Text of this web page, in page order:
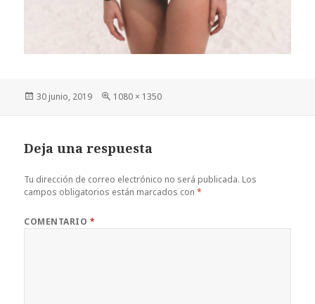
Publicado
30 junio, 2019
Tamaño
1080 × 1350
Deja una respuesta
Tu dirección de correo electrónico no será publicada. Los
campos obligatorios están marcados con*
COMENTARIO *